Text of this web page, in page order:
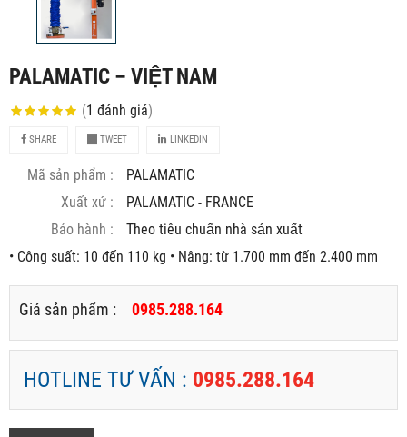
PALAMATIC – VIỆT NAM
(1 đánh giá)
SHARE TWEET LINKEDIN
Mã sản phẩm :
PALAMATIC
Xuất xứ :
PALAMATIC - FRANCE
Bảo hành :
Theo tiêu chuẩn nhà sản xuất
• Công suất: 10 đến 110 kg • Nâng: từ 1.700 mm đến 2.400 mm
Giá sản phẩm : 0985.288.164
HOTLINE TƯ VẤN : 0985.288.164